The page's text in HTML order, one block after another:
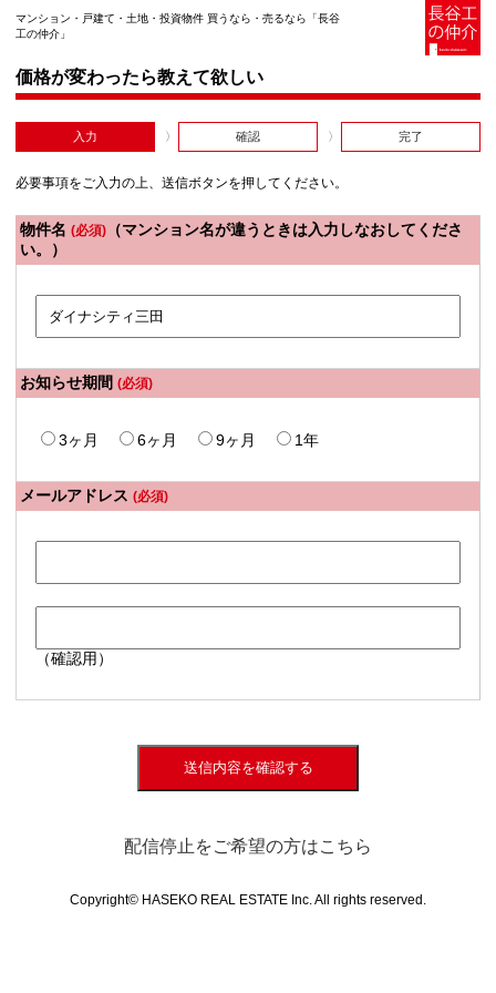
マンション・戸建て・土地・投資物件 買うなら・売るなら「長谷
工の仲介」
価格が変わったら教えて欲しい
入力 確認 完了
必要事項をご入力の上、送信ボタンを押してください。
物件名 (必須) （マンション名が違うときは入力しなおしてくださ
い。）
お知らせ期間 (必須)
3ヶ月 6ヶ月 9ヶ月 1年
メールアドレス (必須)
（確認用）
送信内容を確認する
配信停止をご希望の方はこちら
Copyright© HASEKO REAL ESTATE Inc. All rights reserved.